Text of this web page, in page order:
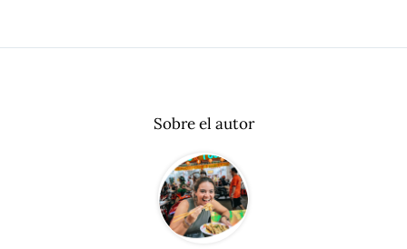
Sobre el autor